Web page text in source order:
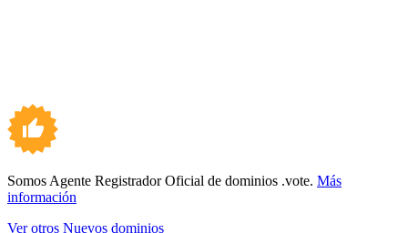
Somos Agente Registrador Oficial de dominios .vote. Más
información
Ver otros Nuevos dominios